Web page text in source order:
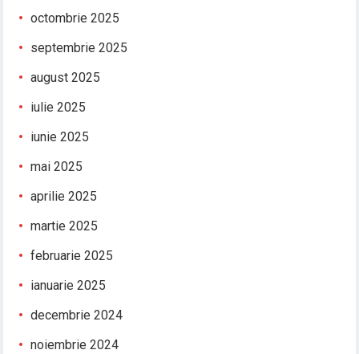
octombrie 2025
septembrie 2025
august 2025
iulie 2025
iunie 2025
mai 2025
aprilie 2025
martie 2025
februarie 2025
ianuarie 2025
decembrie 2024
noiembrie 2024